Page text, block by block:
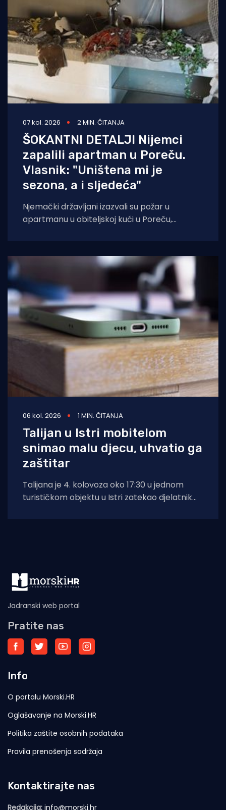
07 kol. 2026 2 MIN. ČITANJA
ŠOKANTNI DETALJI Nijemci
zapalili apartman u Poreču.
Vlasnik: "Uništena mi je
sezona, a i sljedeća"
Njemački državljani izazvali su požar u
apartmanu u obiteljskoj kući u Poreču,
06 kol. 2026 1 MIN. ČITANJA
Talijan u Istri mobitelom
snimao malu djecu, uhvatio ga
zaštitar
Talijana je 4. kolovoza oko 17:30 u jednom
turističkom objektu u Istri zatekao djelatnik
Jadranski web portal
Pratite nas
Info
O portalu Morski.HR
Oglašavanje na Morski.HR
Politika zaštite osobnih podataka
Pravila prenošenja sadržaja
Kontaktirajte nas
Redakcija: info@morski.hr